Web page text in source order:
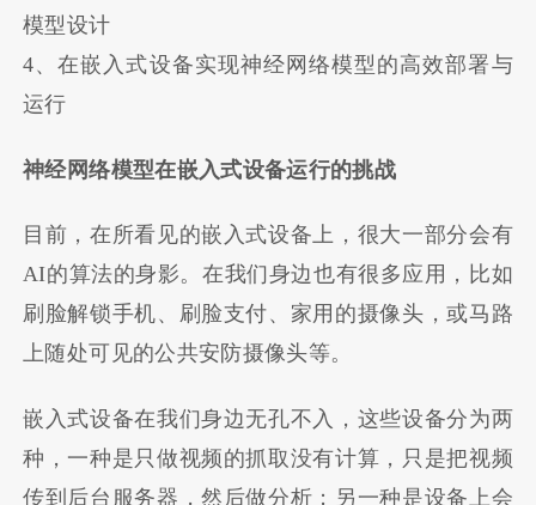
模型设计
4、在嵌入式设备实现神经网络模型的高效部署与
运行
神经网络模型在嵌入式设备运行的挑战
目前，在所看见的嵌入式设备上，很大一部分会有
AI的算法的身影。在我们身边也有很多应用，比如
刷脸解锁手机、刷脸支付、家用的摄像头，或马路
上随处可见的公共安防摄像头等。
嵌入式设备在我们身边无孔不入，这些设备分为两
种，一种是只做视频的抓取没有计算，只是把视频
传到后台服务器，然后做分析；另一种是设备上会